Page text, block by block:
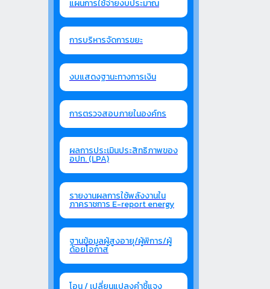
แผนการใช้จ่ายงบประมาณ
การบริหารจัดการขยะ
งบแสดงฐานะทางการเงิน
การตรวจสอบภายในองค์กร
ผลการประเมินประสิทธิภาพของ
อปท. (LPA)
รายงานผลการใช้พลังงานใน
ภาคราชการ E-report energy
ฐานข้อมูลผู้สูงอายุ/ผู้พิการ/ผู้
ด้อยโอกาส
โอน / เปลี่ยนแปลงคำชี้แจง